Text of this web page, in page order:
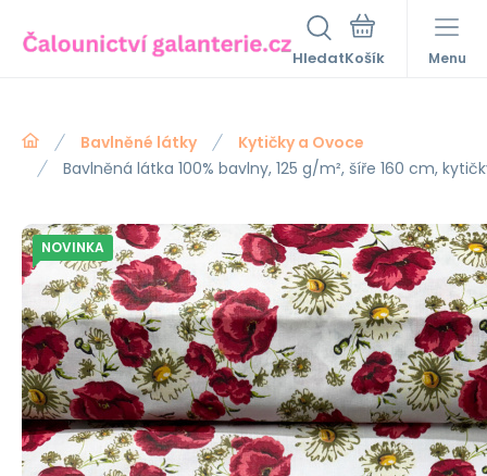
Hledat Menu
Bavlněné látky
Kytičky a Ovoce
Bavlněná látka 100% bavlny, 125 g/m², šíře 160 cm,
NOVINKA